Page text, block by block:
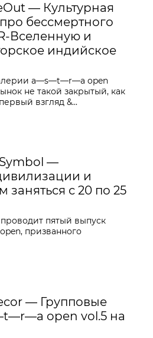
— Культурная
бессмертного
Вселенную и
индийское
a—s—t—r—a open
не такой закрытый, как
взгляд &...
Symbol —
и
заняться с 20 по 25
пятый выпуск
призванного
— Групповые
open vol.5 на